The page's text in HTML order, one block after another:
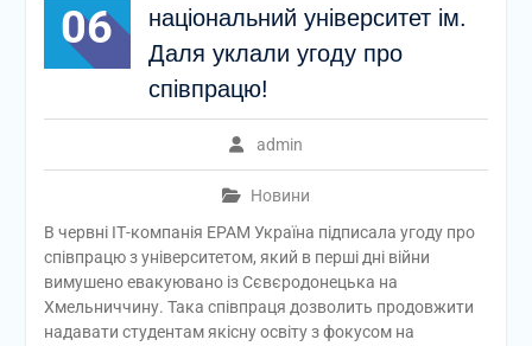
06
національний університет ім.
Даля уклали угоду про
співпрацю!
admin
Новини
В червні ІТ-компанія ЕРАМ Україна підписала угоду про
співпрацю з університетом, який в перші дні війни
вимушено евакуювано із Сєвєродонецька на
Хмельниччину. Така співпраця дозволить продовжити
надавати студентам якісну освіту з фокусом на